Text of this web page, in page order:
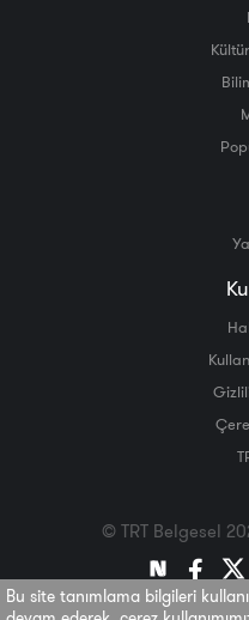
Bu site tanımlama bilgileri
© TRT Belgesel